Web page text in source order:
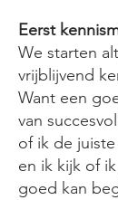
Eerst
We starten
vrijblijvend
Want een
van
of ik de
en ik kijk of
goed kan